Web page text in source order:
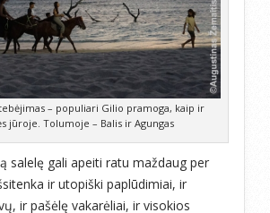
– populiari Gilio pramoga, kaip ir
jūroje. Tolumoje – Balis ir Agungas
salelę gali apeiti ratu maždaug per
ir utopiški paplūdimiai, ir
ir pašėlę vakarėliai, ir visokios